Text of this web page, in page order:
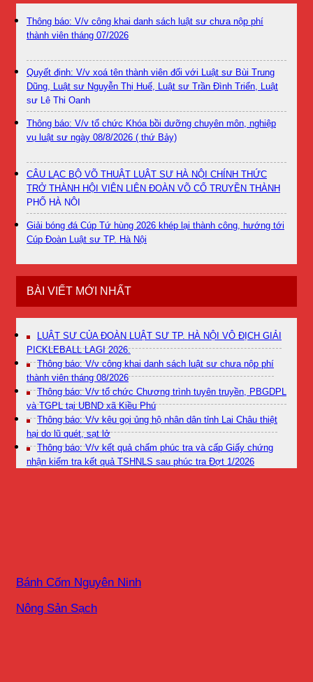
Thông báo: V/v công khai danh sách luật sư chưa nộp phí
thành viên tháng 07/2026
Quyết định: V/v xoá tên thành viên đối với Luật sư Bùi Trung
Dũng, Luật sư Nguyễn Thị Huế, Luật sư Trần Đình Triển, Luật
sư Lê Thị Oanh
Thông báo: V/v tổ chức Khóa bồi dưỡng chuyên môn, nghiệp
vụ luật sư ngày 08/8/2026 ( thứ Bảy)
CÂU LẠC BỘ VÕ THUẬT LUẬT SƯ HÀ NỘI CHÍNH THỨC
TRỞ THÀNH HỘI VIÊN LIÊN ĐOÀN VÕ CỔ TRUYỀN THÀNH
PHỐ HÀ NỘI
Giải bóng đá Cúp Tứ hùng 2026 khép lại thành công, hướng tới
Cúp Đoàn Luật sư TP. Hà Nội
BÀI VIẾT MỚI NHẤT
LUẬT SƯ CỦA ĐOÀN LUẬT SƯ TP. HÀ NỘI VÔ ĐỊCH GIẢI
PICKLEBALL LAGI 2026.
Thông báo: V/v công khai danh sách luật sư chưa nộp phí
thành viên tháng 08/2026
Thông báo: V/v tổ chức Chương trình tuyên truyền, PBGDPL
và TGPL tại UBND xã Kiều Phú
Thông báo: V/v kêu gọi ủng hộ nhân dân tỉnh Lai Châu thiệt
hại do lũ quét, sạt lở
Thông báo: V/v kết quả chấm phúc tra và cấp Giấy chứng
nhận kiểm tra kết quả TSHNLS sau phúc tra Đợt 1/2026
Bánh Cốm Nguyên Ninh
Nông Sản Sạch